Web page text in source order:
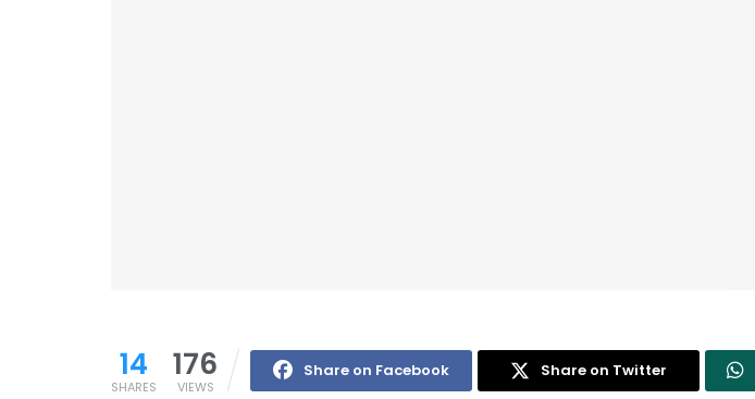
14
SHARES
176
VIEWS
Share on Facebook Share on Twitter